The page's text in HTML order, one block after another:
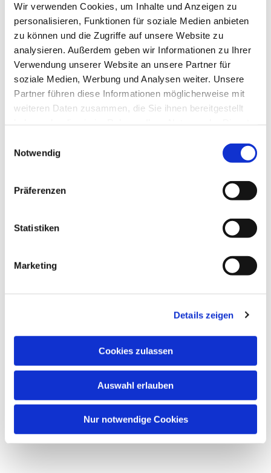
Wir verwenden Cookies, um Inhalte und Anzeigen zu
personalisieren, Funktionen für soziale Medien anbieten
zu können und die Zugriffe auf unsere Website zu
analysieren. Außerdem geben wir Informationen zu Ihrer
Verwendung unserer Website an unsere Partner für
soziale Medien, Werbung und Analysen weiter. Unsere
Partner führen diese Informationen möglicherweise mit
weiteren Daten zusammen, die Sie ihnen bereitgestellt
Notwendig
Präferenzen
Statistiken
Marketing
Details zeigen
Cookies zulassen
Auswahl erlauben
Nur notwendige Cookies
Wahl der Schatzmeisterin bzw. des
Schatzmeisters
(bisher: Dagmar Wietfeld)
Wahl einer Kassenprüferin bzw. eines
Kassenprüfers
(bisher Stephan Holz)
Elvira Haake: Ausblicke auf 2025/26
Sonstiges
vorstehenden Punkte beraten könnten.
Jörg Wietfeld
Dies könnte Sie auch
interessieren